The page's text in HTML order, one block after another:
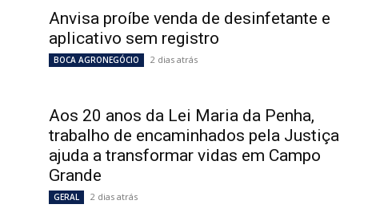
Anvisa proíbe venda de desinfetante e
aplicativo sem registro
BOCA AGRONEGÓCIO 2 dias atrás
Aos 20 anos da Lei Maria da Penha,
trabalho de encaminhados pela Justiça
ajuda a transformar vidas em Campo
Grande
GERAL 2 dias atrás